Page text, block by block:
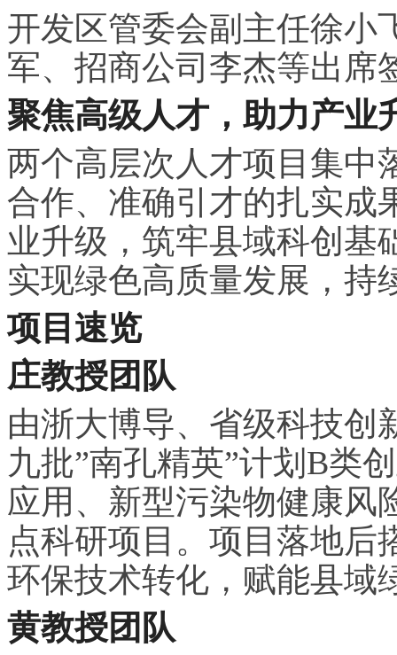
开发区管委会副主任徐小
军、招商公司李杰等出席
聚焦高级人才，助力产业
两个高层次人才项目集中
合作、准确引才的扎实成
业升级，筑牢县域科创基
实现绿色高质量发展，持
项目速览
庄教授团队
由浙大博导、省级科技创
九批”南孔精英”计划B类
应用、新型污染物健康风
点科研项目。项目落地
环保技术转化，赋能县域
黄教授团队